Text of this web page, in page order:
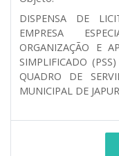
DISPENSA DE
EMPRESA
ORGANIZAÇÃO E
SIMPLIFICADO
QUADRO DE
MUNICIPAL DE